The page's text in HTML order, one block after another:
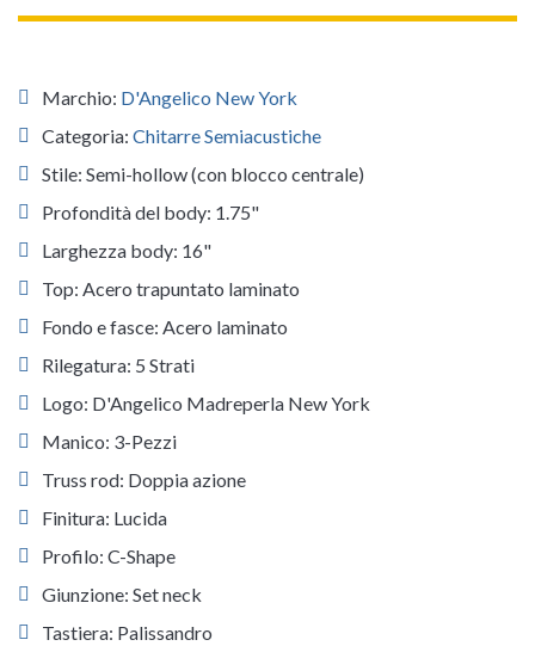
Marchio: D'Angelico New York
Categoria: Chitarre Semiacustiche
Stile: Semi-hollow (con blocco centrale)
Profondità del body: 1.75"
Larghezza body: 16"
Top: Acero trapuntato laminato
Fondo e fasce: Acero laminato
Rilegatura: 5 Strati
Logo: D'Angelico Madreperla New York
Manico: 3-Pezzi
Truss rod: Doppia azione
Finitura: Lucida
Profilo: C-Shape
Giunzione: Set neck
Tastiera: Palissandro